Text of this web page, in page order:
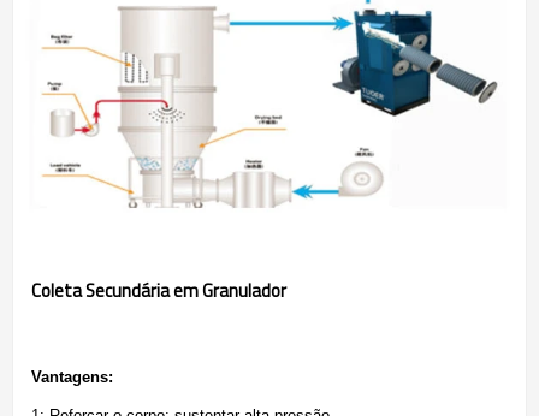
Coleta Secundária em Granulador
Vantagens: